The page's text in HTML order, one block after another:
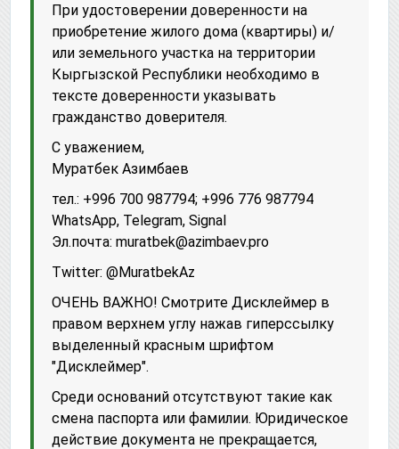
При удостоверении доверенности на
приобретение жилого дома (квартиры) и/
или земельного участка на территории
Кыргызской Республики необходимо в
тексте доверенности указывать
гражданство доверителя.
С уважением,
Муратбек Азимбаев
тел.: +996 700 987794; +996 776 987794
WhatsApp, Telegram, Signal
Эл.почта: muratbek@azimbaev.pro
Twitter: @MuratbekAz
ОЧЕНЬ ВАЖНО! Смотрите Дисклеймер в
правом верхнем углу нажав гиперссылку
выделенный красным шрифтом
"Дисклеймер".
Среди оснований отсутствуют такие как
смена паспорта или фамилии. Юридическое
действие документа не прекращается,